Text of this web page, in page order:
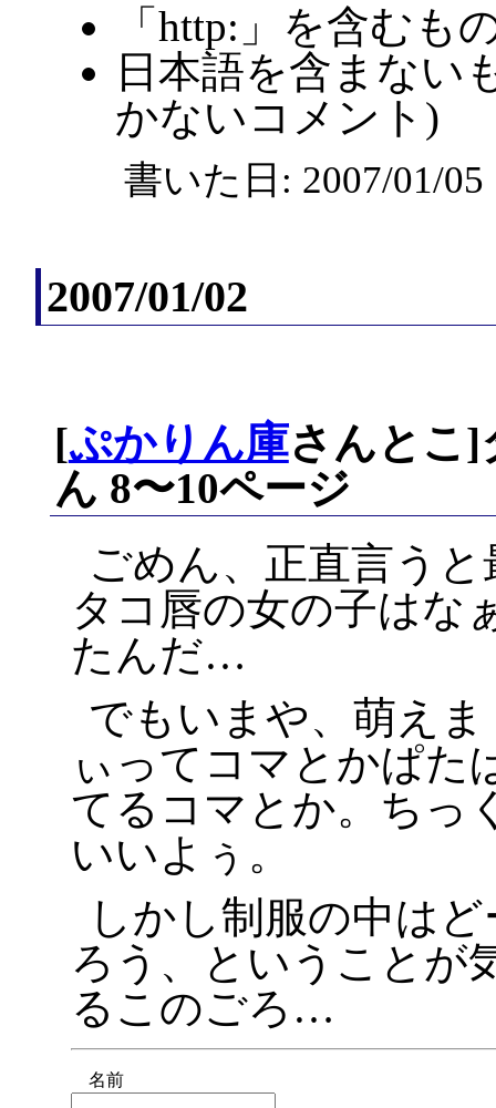
「http:」を含むも
日本語を含まない
かないコメント)
書いた日: 2007/01/
2007/01/02
[ぷかりん庫さんとこ]
ん 8〜10ページ
ごめん、正直言う
タコ唇の女の子はな
たんだ…
でもいまや、萌え
ぃってコマとかぱた
てるコマとか。ちっ
いいよぅ。
しかし制服の中は
ろう、ということが
るこのごろ…
名前